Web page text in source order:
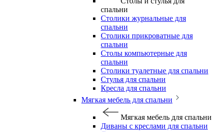
спальни
Столики журнальные для
спальни
Столики прикроватные для
спальни
Столы компьютерные для
спальни
Столики туалетные для спальни
Стулья для спальни
Кресла для спальни
Мягкая мебель для спальни
Мягкая мебель для спальни
Диваны с креслами для спальни